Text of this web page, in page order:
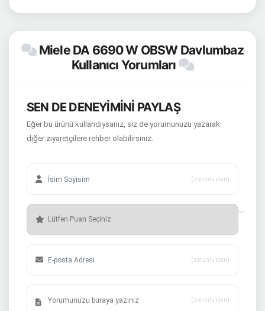
Miele DA 6690 W OBSW Davlumbaz
Kullanıcı Yorumları
SEN DE DENEYİMİNİ PAYLAŞ
Eğer bu ürünü kullandıysanız, siz de yorumunuzu yazarak
diğer ziyaretçilere rehber olabilirsiniz.
(zorunlu alan)
(zorunlu alan)
(zorunlu alan)